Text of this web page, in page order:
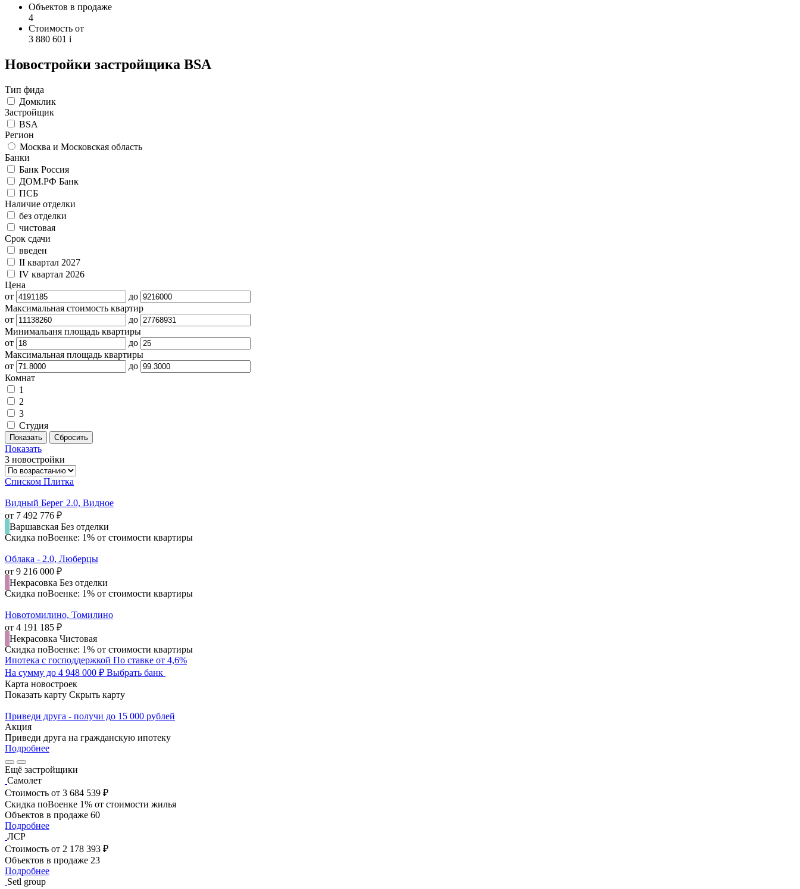
Объектов в продаже
4
Стоимость от
3 880 601 i
Новостройки застройщика BSA
Тип фида
Домклик
Застройщик
BSA
Регион
Москва и Московская область
Банки
Банк Россия
ДОМ.РФ Банк
ПСБ
Наличие отделки
без отделки
чистовая
Срок сдачи
введен
II квартал 2027
IV квартал 2026
Цена
от
до
Максимальная стоимость квартир
от
до
Минимальаня площадь квартиры
от
до
Максимальная площадь квартиры
от
до
Комнат
1
2
3
Студия
Показать
3 новостройки
Списком Плитка
Видный Берег 2.0, Видное
от 7 492 776 ₽
Варшавская Без отделки
Скидка поВоенке: 1% от стоимости квартиры
Облака - 2.0, Люберцы
от 9 216 000 ₽
Некрасовка Без отделки
Скидка поВоенке: 1% от стоимости квартиры
Новотомилино, Томилино
от 4 191 185 ₽
Некрасовка Чистовая
Скидка поВоенке: 1% от стоимости квартиры
Ипотека с господдержкой По ставке от 4,6%
На сумму до 4 948 000 ₽ Выбрать банк
Карта новостроек
Показать карту Скрыть карту
Приведи друга - получи до 15 000 рублей
Акция
Приведи друга на гражданскую ипотеку
Подробнее
Ещё застройщики
Самолет
Стоимость от 3 684 539 ₽
Скидка поВоенке 1% от стоимости жилья
Объектов в продаже 60
Подробнее
ЛСР
Стоимость от 2 178 393 ₽
Объектов в продаже 23
Подробнее
Setl group